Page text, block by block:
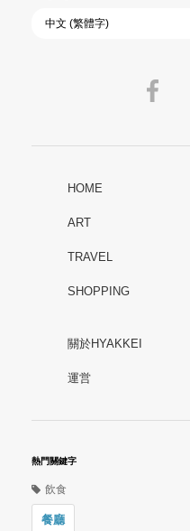
HOME
ART
TRAVEL
SHOPPING
關於HYAKKEI
運営
熱門關鍵字
飲食
餐廳